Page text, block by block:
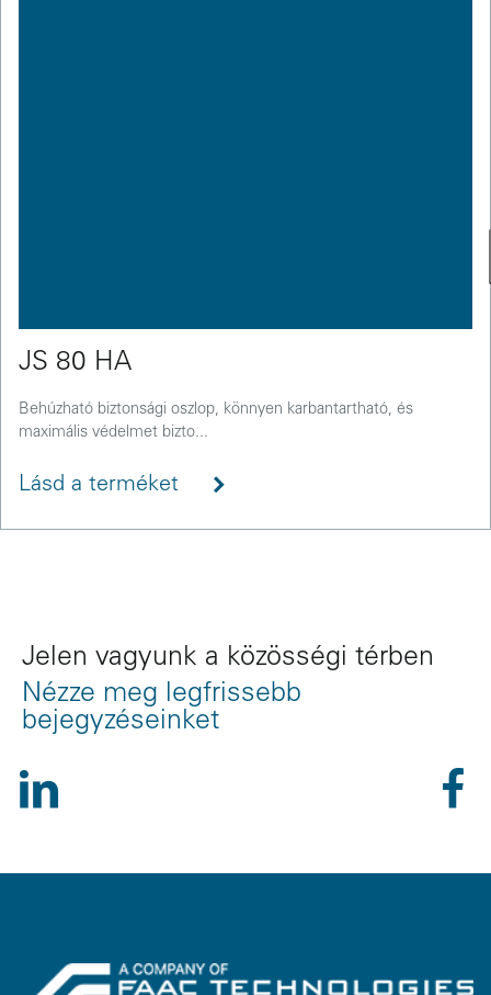
JS 80 HA
Behúzható biztonsági oszlop, könnyen karbantartható, és
maximális védelmet bizto...
Lásd a terméket
Jelen vagyunk a közösségi térben
Nézze meg legfrissebb
bejegyzéseinket